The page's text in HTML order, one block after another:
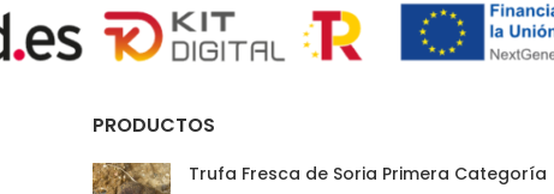
PRODUCTOS
Trufa Fresca de Soria Primera Categoría